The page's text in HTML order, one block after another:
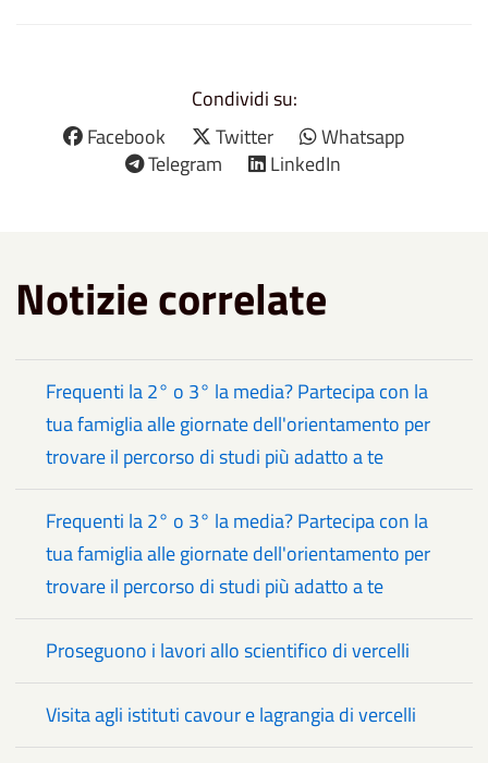
Condividi su:
Facebook
Twitter
Whatsapp
Telegram
LinkedIn
Notizie correlate
Frequenti la 2° o 3° la media? Partecipa con la
tua famiglia alle giornate dell'orientamento per
trovare il percorso di studi più adatto a te
Frequenti la 2° o 3° la media? Partecipa con la
tua famiglia alle giornate dell'orientamento per
trovare il percorso di studi più adatto a te
Proseguono i lavori allo scientifico di vercelli
Visita agli istituti cavour e lagrangia di vercelli